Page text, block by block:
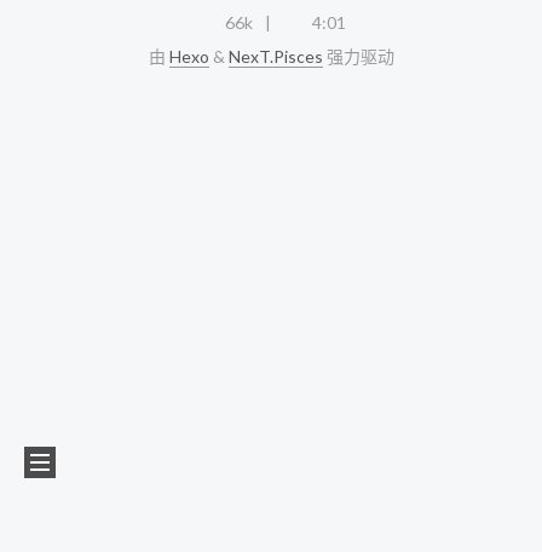
66k
4:01
由 Hexo & NexT.Pisces 强力驱动